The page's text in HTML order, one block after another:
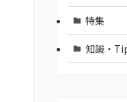
特集
知識・